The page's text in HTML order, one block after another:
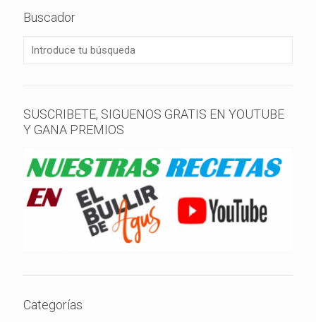
Buscador
SUSCRIBETE, SIGUENOS GRATIS EN YOUTUBE
Y GANA PREMIOS
Categorías